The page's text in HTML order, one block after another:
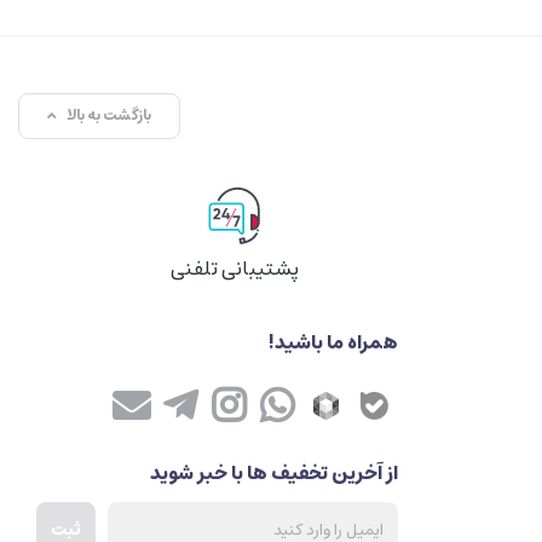
بازگشت به بالا
پشتیبانی تلفنی
همراه ما باشید!
از آخرین تخفیف ها با خبر شوید
ثبت